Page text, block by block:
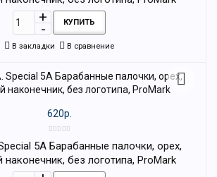
КУПИТЬ
В закладки В сравнение
620р.
5A Барабанные палочки, орех,
без логотипа, ProMark